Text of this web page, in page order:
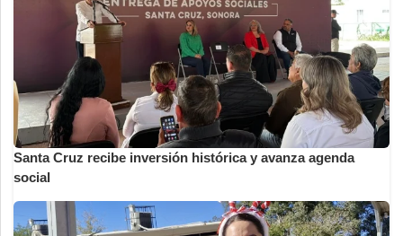
Santa Cruz recibe inversión histórica y avanza agenda
social